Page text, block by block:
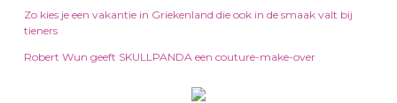
Zo kies je een vakantie in Griekenland die ook in de smaak valt bij
tieners
Robert Wun geeft SKULLPANDA een couture-make-over